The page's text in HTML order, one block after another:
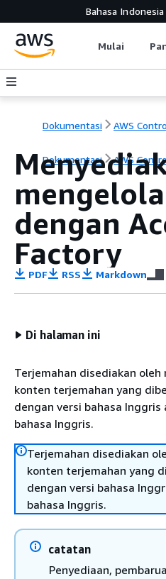
Bahasa Indonesia
Mulai
Dokumentasi AWS
Dokumentasi AWS
dengan
Factory
PDF RSS Markdown
Di halaman ini
Terjemahan disediakan oleh
konten terjemahan yang
dengan versi bahasa Inggris
bahasa Inggris.
Terjemahan disediakan
konten terjemahan yang
dengan versi bahasa
bahasa Inggris.
catatan
Penyediaan,